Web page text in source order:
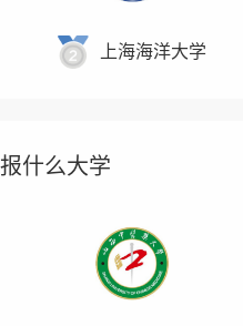
上海海洋大学
什么大学